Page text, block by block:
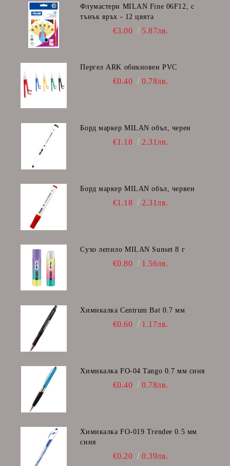
Флумастери MILAN Fine 06F12, с
тънък връх - 12 цвята
€3.00 5.87лв.
Пергел ARK обикновен PVC
€0.40 0.78лв.
Борд маркер MILAN объл, черен
€1.18 2.31лв.
Борд маркер MILAN объл, червен
€1.18 2.31лв.
Сухо лепило MILAN Sunset 8 г
€0.80 1.56лв.
Химикалка Centrum Bat 0.7 мм
€0.60 1.17лв.
Химикалка FO-04 Tango 0.7 мм синя
€0.40 0.78лв.
Химикалка FO-019 Trendee 0.5 мм
синя
€0.20 0.39лв.